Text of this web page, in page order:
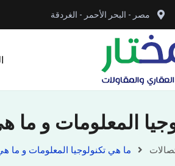
مصر - البحر الأحمر - الغردقة
المعلومات و ما
ما هي تكنولوجيا المعلومات و ما